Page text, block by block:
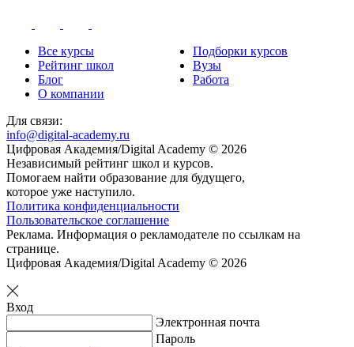
Все курсы
Подборки курсов
Рейтинг школ
Вузы
Блог
Работа
О компании
Для связи:
info@digital-academy.ru
Цифровая Академия/Digital Academy © 2026
Независимый рейтинг школ и курсов.
Помогаем найти образование для будущего,
которое уже наступило.
Политика конфиденциальности
Пользовательское соглашение
Реклама. Информация о рекламодателе по ссылкам на
странице.
Цифровая Академия/Digital Academy © 2026
Вход
Электронная почта
Пароль